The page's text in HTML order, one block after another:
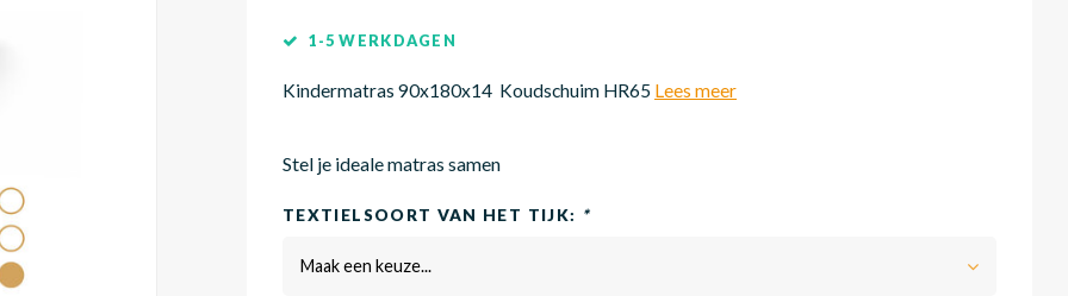
1-5 WERKDAGEN
Kindermatras 90x180x14 Koudschuim HR65 Lees meer
Stel je ideale matras samen
TEXTIELSOORT VAN HET TIJK: *
Maak een keuze...